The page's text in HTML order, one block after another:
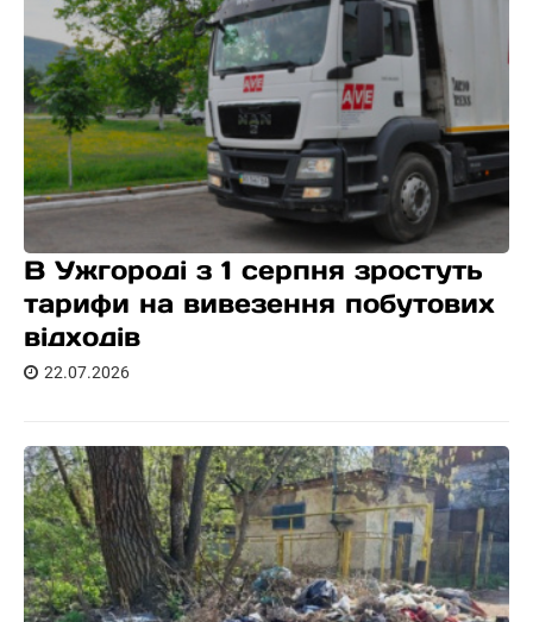
В Ужгороді з 1 серпня зростуть
тарифи на вивезення побутових
відходів
22.07.2026